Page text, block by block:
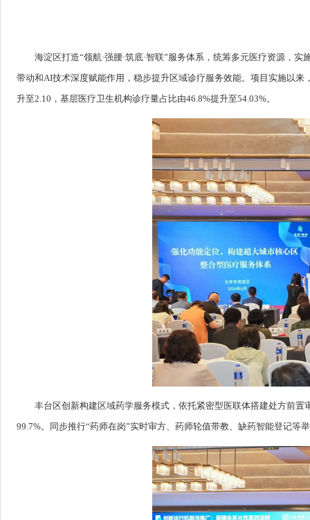
海淀区打造“领航·强腰·筑底·智联”服务体系，统筹多元医疗资源，
带动和AI技术深度赋能作用，稳步提升区域诊疗服务效能。项目实施以
升至2.10，基层医疗卫生机构诊疗量占比由46.8%提升至54.03%。
丰台区创新构建区域药学服务模式，依托紧密型医联体搭建处方前
99.7%。同步推行“药师在岗”实时审方、药师轮值带教、缺药智能登记